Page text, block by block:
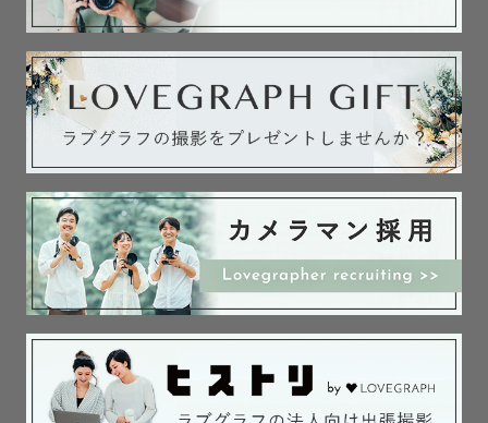
を大切にしています。 家族の皆さんと過ごす撮影の時間が
僕は大好きです。そんな気持ちが伝わって皆さんにも楽し
い時間を過ごしていただければいいなと思っています。 思
い出を撮るだけではなく、撮影の一日を家族のかけがえの
ない思い出にできたらいいなと思っています。
たくさんのカメラマンがいる中で選ぶのは大変だと思いま
す。
僕の過去の作例を見て、良いなと思ったらお気軽にお問合
せくださいませ。